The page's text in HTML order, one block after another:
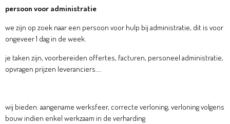
persoon voor administratie
we zijn op zoek naar een persoon voor hulp bij administratie, dit is voor
ongeveer 1 dag in de week.
je taken zijn, voorbereiden offertes, facturen, personeel administratie,
opvragen prijzen leveranciers....
wij bieden: aangename werksfeer, correcte verloning, verloning volgens
bouw indien enkel werkzaam in de verharding